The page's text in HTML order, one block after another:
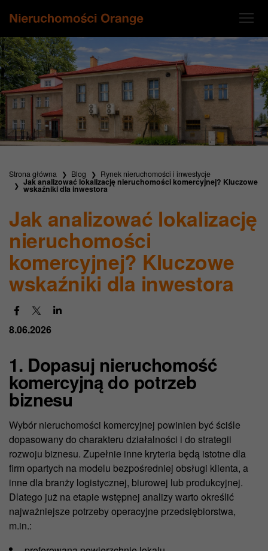
Strona główna Blog Rynek nieruchomości i inwestycje
Jak analizować lokalizację nieruchomości komercyjnej? Kluczowe
wskaźniki dla inwestora
Jak analizować lokalizację
nieruchomości
komercyjnej? Kluczowe
wskaźniki dla inwestora
8.06.2026
1. Dopasuj nieruchomość
komercyjną do potrzeb
biznesu
Wybór nieruchomości komercyjnej powinien być ściśle
dopasowany do charakteru działalności i do strategii
rozwoju biznesu. Zupełnie inne kryteria będą istotne dla
firm opartych na modelu bezpośredniej obsługi klienta, a
inne dla branży logistycznej, biurowej lub produkcyjnej.
Dlatego już na etapie wstępnej analizy warto określić
najważniejsze potrzeby operacyjne przedsiębiorstwa,
m.in.: